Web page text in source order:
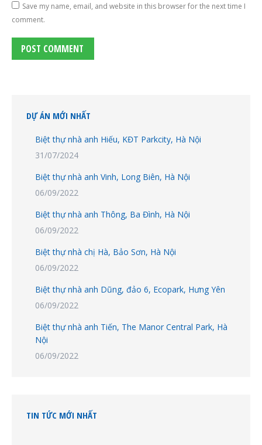
Save my name, email, and website in this browser for the next time I
comment.
POST COMMENT
DỰ ÁN MỚI NHẤT
Biệt thự nhà anh Hiếu, KĐT Parkcity, Hà Nội
31/07/2024
Biệt thự nhà anh Vinh, Long Biên, Hà Nội
06/09/2022
Biệt thự nhà anh Thông, Ba Đình, Hà Nội
06/09/2022
Biệt thự nhà chị Hà, Bảo Sơn, Hà Nội
06/09/2022
Biệt thự nhà anh Dũng, đảo 6, Ecopark, Hưng Yên
06/09/2022
Biệt thự nhà anh Tiến, The Manor Central Park, Hà
Nội
06/09/2022
TIN TỨC MỚI NHẤT